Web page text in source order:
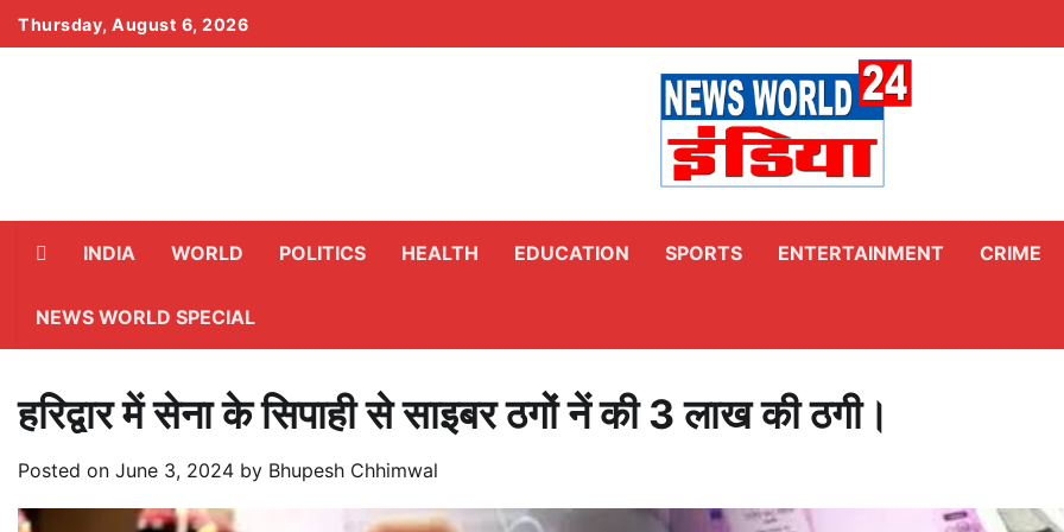
Skip
to
Thursday, August 6, 2026
INDIA WORLD POLITICS HEALTH EDUCATION SPORTS ENTERTAINMENT CRIME
NEWS WORLD SPECIAL
हरिद्वार में सेना के सिपाही से साइबर ठगों नें की 3 लाख की ठगी।
Posted on June 3, 2024 by Bhupesh Chhimwal